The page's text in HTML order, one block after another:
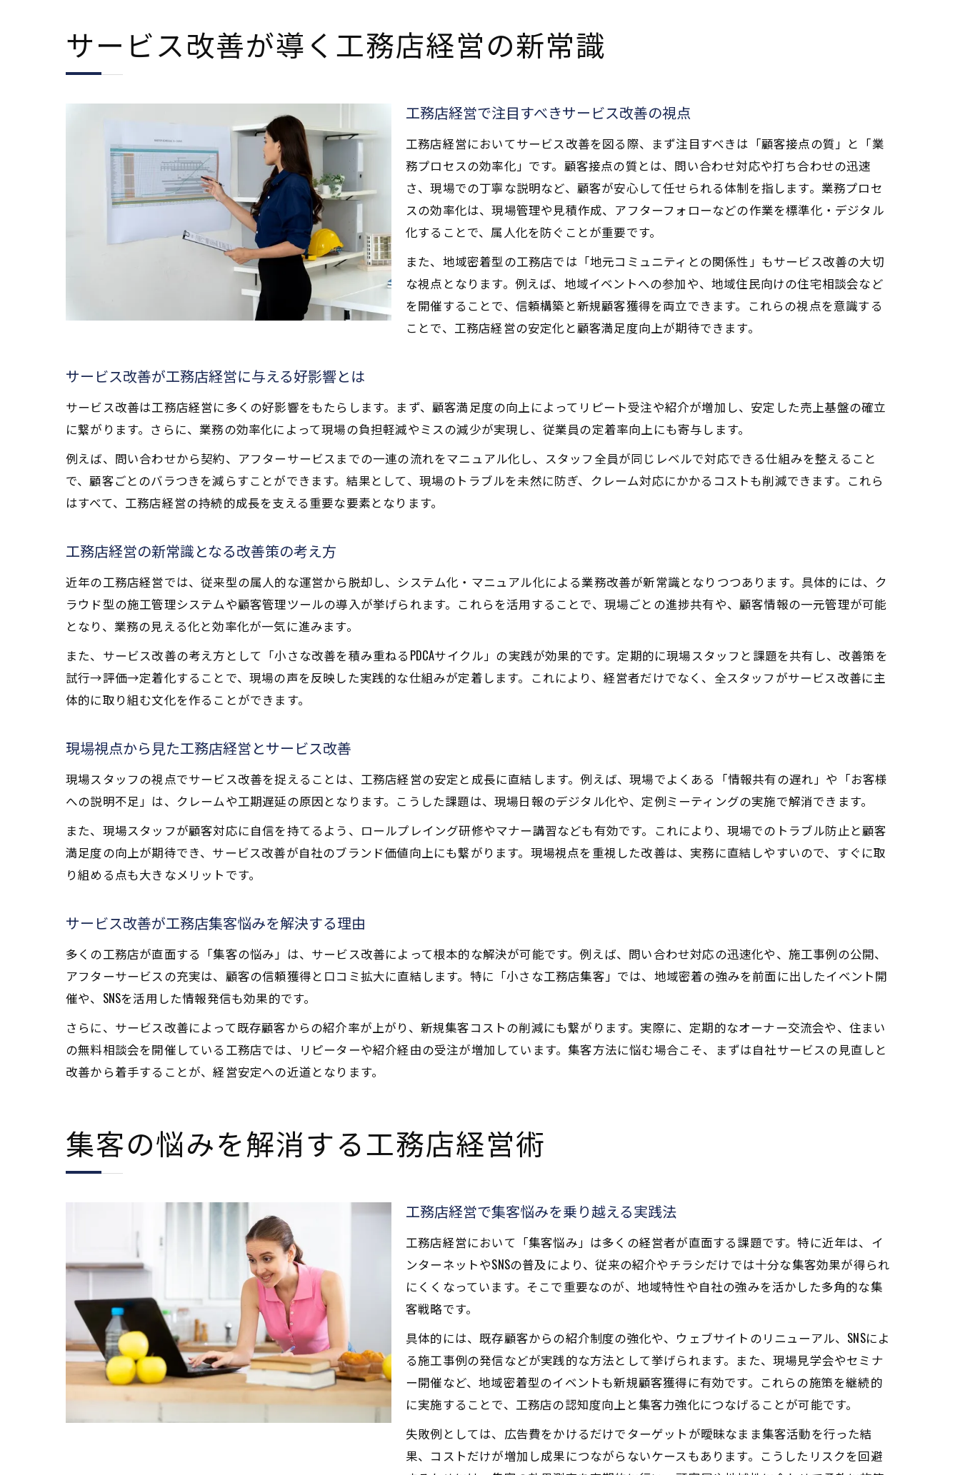
集客の悩みを解消する工務店経営術
工務店経営で集客悩みを乗り越える実践法
小さな工務店集客にも有効な経営戦略の工夫
工務店経営と集客悩み解決のための改善策
工務店経営の集客イベント活用ポイント
工務店の業務効率化へ向けた実践法
工務店経営における業務効率化の基本とは
業務の効率化が工務店経営に及ぼす効果
工務店経営の現場でできる効率化アイデア
工務店経営と業務効率化成功のポイント
効率化による工務店経営の売上アップ事例
顧客満足度アップに役立つ工務店経営
顧客満足度を高める工務店経営の実践策
工務店経営でリピートを生む満足度アップ術
工務店経営の信頼構築に役立つ改善事例
現場を変える工務店サービス改善の秘訣
現場改善が工務店経営に与えるインパクト
工務店経営者が知るべき現場改善の工夫
工務店経営に活きる現場主導の改善事例
工務店経営安定化に効く集客施策とは
工務店経営の安定化を支える集客施策の極意
工務店経営における集客方法の選び方と工夫
サービス改善が導く工務店経営の新常識
工務店経営で注目すべきサービス改善の視点
工務店経営においてサービス改善を図る際、まず注目すべきは「顧客接点の質」と「業
務プロセスの効率化」です。顧客接点の質とは、問い合わせ対応や打ち合わせの迅速
さ、現場での丁寧な説明など、顧客が安心して任せられる体制を指します。業務プロセ
スの効率化は、現場管理や見積作成、アフターフォローなどの作業を標準化・デジタル
化することで、属人化を防ぐことが重要です。
また、地域密着型の工務店では「地元コミュニティとの関係性」もサービス改善の大切
な視点となります。例えば、地域イベントへの参加や、地域住民向けの住宅相談会など
を開催することで、信頼構築と新規顧客獲得を両立できます。これらの視点を意識する
ことで、工務店経営の安定化と顧客満足度向上が期待できます。
サービス改善が工務店経営に与える好影響とは
サービス改善は工務店経営に多くの好影響をもたらします。まず、顧客満足度の向上によってリピート受注や紹介が増加し、安定した売上基盤の確立
に繋がります。さらに、業務の効率化によって現場の負担軽減やミスの減少が実現し、従業員の定着率向上にも寄与します。
例えば、問い合わせから契約、アフターサービスまでの一連の流れをマニュアル化し、スタッフ全員が同じレベルで対応できる仕組みを整えること
で、顧客ごとのバラつきを減らすことができます。結果として、現場のトラブルを未然に防ぎ、クレーム対応にかかるコストも削減できます。これら
はすべて、工務店経営の持続的成長を支える重要な要素となります。
工務店経営の新常識となる改善策の考え方
近年の工務店経営では、従来型の属人的な運営から脱却し、システム化・マニュアル化による業務改善が新常識となりつつあります。具体的には、ク
ラウド型の施工管理システムや顧客管理ツールの導入が挙げられます。これらを活用することで、現場ごとの進捗共有や、顧客情報の一元管理が可能
となり、業務の見える化と効率化が一気に進みます。
また、サービス改善の考え方として「小さな改善を積み重ねるPDCAサイクル」の実践が効果的です。定期的に現場スタッフと課題を共有し、改善策を
試行→評価→定着化することで、現場の声を反映した実践的な仕組みが定着します。これにより、経営者だけでなく、全スタッフがサービス改善に主
体的に取り組む文化を作ることができます。
現場視点から見た工務店経営とサービス改善
現場スタッフの視点でサービス改善を捉えることは、工務店経営の安定と成長に直結します。例えば、現場でよくある「情報共有の遅れ」や「お客様
への説明不足」は、クレームや工期遅延の原因となります。こうした課題は、現場日報のデジタル化や、定例ミーティングの実施で解消できます。
また、現場スタッフが顧客対応に自信を持てるよう、ロールプレイング研修やマナー講習なども有効です。これにより、現場でのトラブル防止と顧客
満足度の向上が期待でき、サービス改善が自社のブランド価値向上にも繋がります。現場視点を重視した改善は、実務に直結しやすいので、すぐに取
り組める点も大きなメリットです。
サービス改善が工務店集客悩みを解決する理由
多くの工務店が直面する「集客の悩み」は、サービス改善によって根本的な解決が可能です。例えば、問い合わせ対応の迅速化や、施工事例の公開、
アフターサービスの充実は、顧客の信頼獲得と口コミ拡大に直結します。特に「小さな工務店集客」では、地域密着の強みを前面に出したイベント開
催や、SNSを活用した情報発信も効果的です。
さらに、サービス改善によって既存顧客からの紹介率が上がり、新規集客コストの削減にも繋がります。実際に、定期的なオーナー交流会や、住まい
の無料相談会を開催している工務店では、リピーターや紹介経由の受注が増加しています。集客方法に悩む場合こそ、まずは自社サービスの見直しと
改善から着手することが、経営安定への近道となります。
集客の悩みを解消する工務店経営術
工務店経営で集客悩みを乗り越える実践法
工務店経営において「集客悩み」は多くの経営者が直面する課題です。特に近年は、イ
ンターネットやSNSの普及により、従来の紹介やチラシだけでは十分な集客効果が得られ
にくくなっています。そこで重要なのが、地域特性や自社の強みを活かした多角的な集
客戦略です。
具体的には、既存顧客からの紹介制度の強化や、ウェブサイトのリニューアル、SNSによ
る施工事例の発信などが実践的な方法として挙げられます。また、現場見学会やセミナ
ー開催など、地域密着型のイベントも新規顧客獲得に有効です。これらの施策を継続的
に実施することで、工務店の認知度向上と集客力強化につなげることが可能です。
失敗例としては、広告費をかけるだけでターゲットが曖昧なまま集客活動を行った結
果、コストだけが増加し成果につながらないケースもあります。こうしたリスクを回避